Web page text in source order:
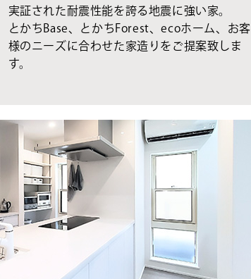
実証された耐震性能を誇る地震に強い家。
とかちBase、とかちForest、ecoホーム、お客
様のニーズに合わせた家造りをご提案致しま
す。